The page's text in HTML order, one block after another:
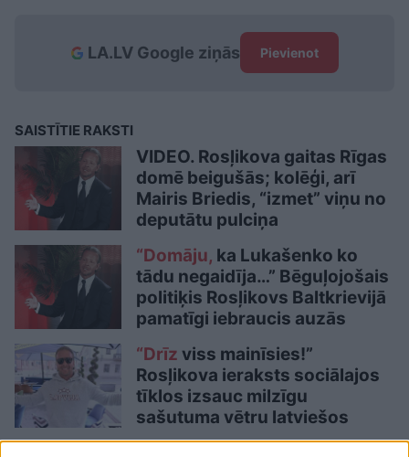
LA.LV Google ziņās Pievienot
SAISTĪTIE RAKSTI
VIDEO. Rosļikova gaitas Rīgas
domē beigušās; kolēģi, arī
Mairis Briedis, “izmet” viņu no
deputātu pulciņa
“Domāju, ka Lukašenko ko
tādu negaidīja…” Bēguļojošais
politiķis Rosļikovs Baltkrievijā
pamatīgi iebraucis auzās
“Drīz viss mainīsies!”
Rosļikova ieraksts sociālajos
tīklos izsauc milzīgu
sašutuma vētru latviešos